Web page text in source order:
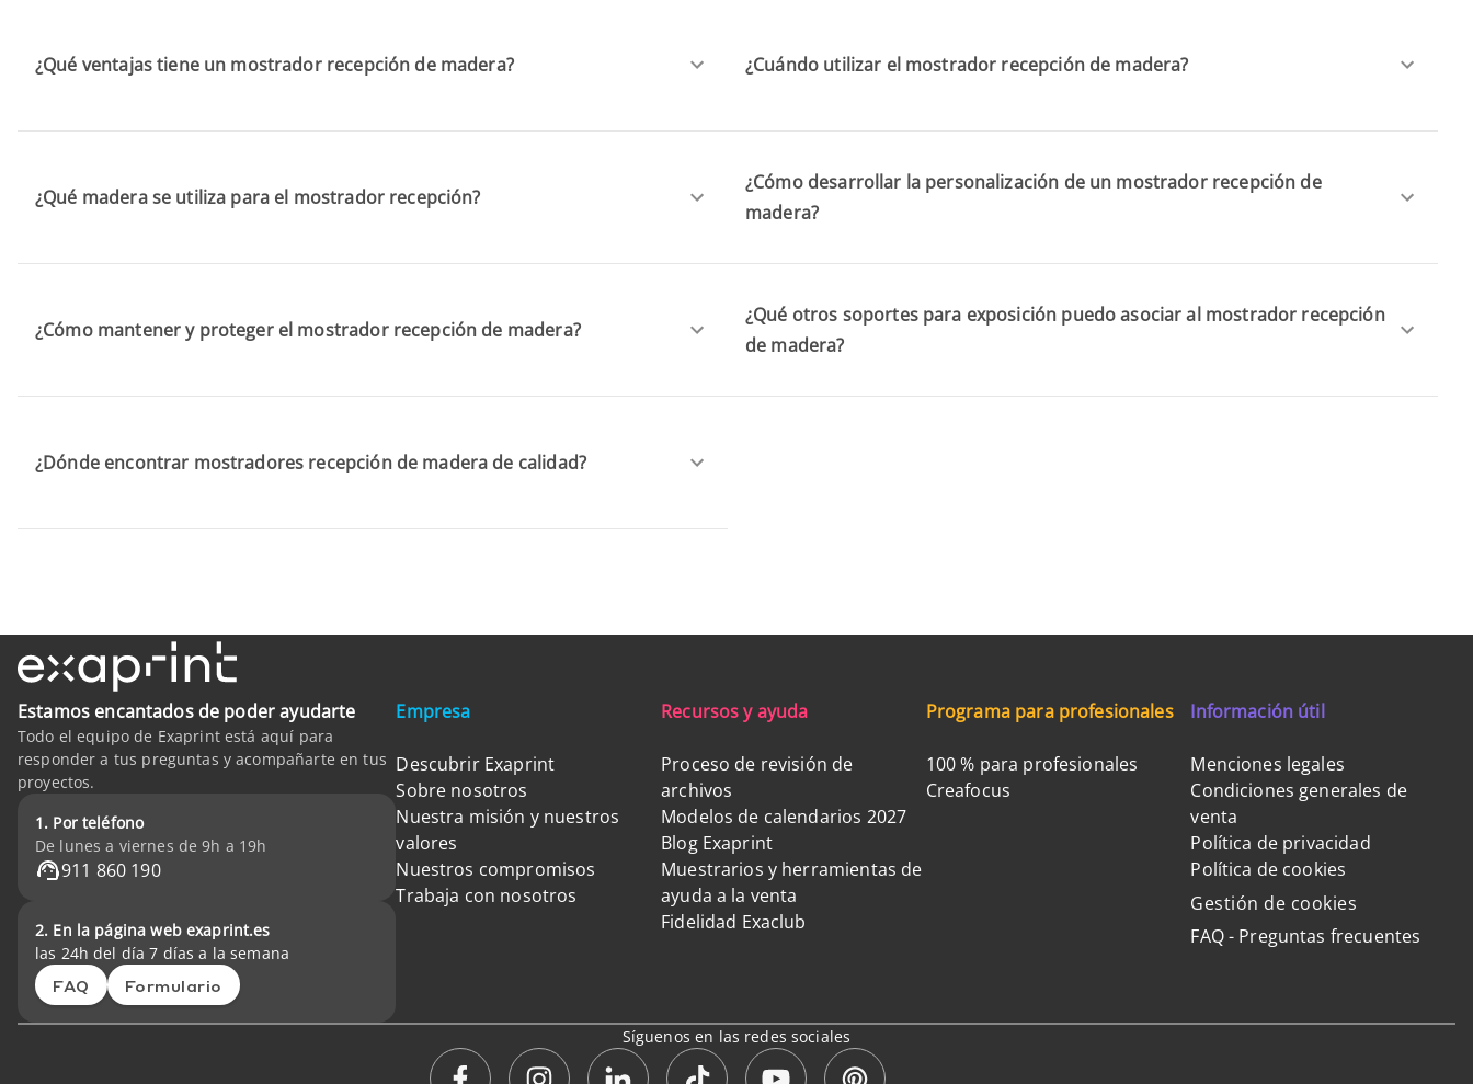
¿Qué ventajas tiene un mostrador recepción de madera?
¿Qué madera se utiliza para el mostrador recepción?
¿Cómo mantener y proteger el mostrador recepción de madera?
¿Dónde encontrar mostradores recepción de madera de calidad?
¿Cuándo utilizar el mostrador recepción de madera?
¿Cómo desarrollar la personalización de un mostrador recepción de
madera?
¿Qué otros soportes para exposición puedo asociar al mostrador recepción
de madera?
Estamos encantados de poder ayudarte
Todo el equipo de Exaprint está aquí para
responder a tus preguntas y acompañarte en tus
proyectos.
1. Por teléfono
De lunes a viernes de 9h a 19h
911 860 190
2. En la página web exaprint.es
las 24h del día 7 días a la semana
FAQ Formulario
Empresa
Descubrir Exaprint
Sobre nosotros
Nuestra misión y nuestros
valores
Nuestros compromisos
Trabaja con nosotros
Recursos y ayuda
Proceso de revisión de
archivos
Modelos de calendarios 2027
Blog Exaprint
Muestrarios y herramientas de
ayuda a la venta
Fidelidad Exaclub
Programa para profesionales
100 % para profesionales
Creafocus
Información útil
Menciones legales
Condiciones generales de
venta
Política de privacidad
Política de cookies
Gestión de cookies
FAQ - Preguntas frecuentes
Síguenos en las redes sociales